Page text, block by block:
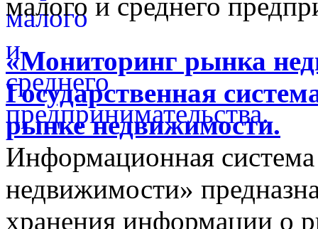
малого и среднего
«Мониторинг рынка
Государственная
рынке недвижимости.
Информационная
недвижимости»
хранения информации о